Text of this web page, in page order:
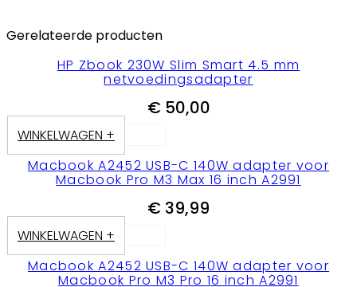
Gerelateerde producten
HP Zbook 230W Slim Smart 4.5 mm
netvoedingsadapter
€50,00
WINKELWAGEN +
Macbook A2452 USB-C 140W adapter voor
Macbook Pro M3 Max 16 inch A2991
€ 39,99
WINKELWAGEN +
Macbook A2452 USB-C 140W adapter voor
Macbook Pro M3 Pro 16 inch A2991